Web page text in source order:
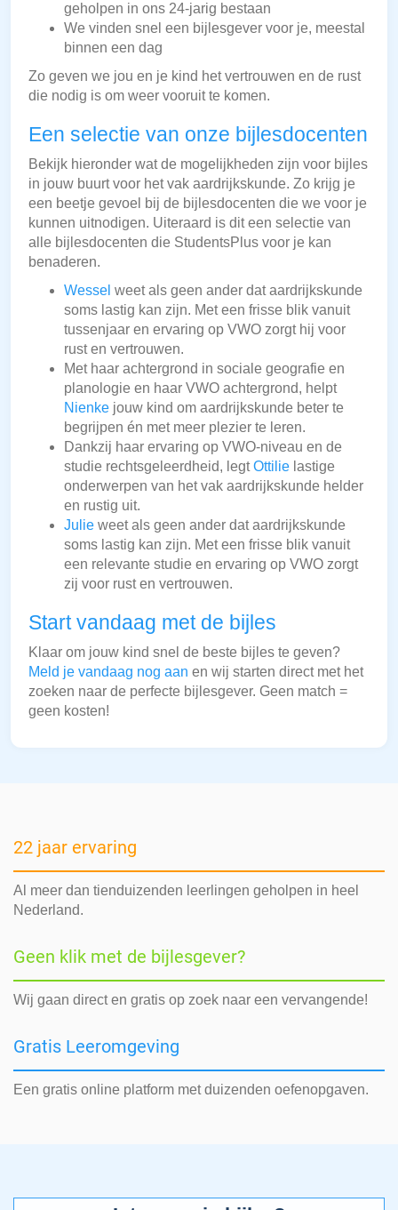
geholpen in ons 24-jarig bestaan
We vinden snel een bijlesgever voor je, meestal
binnen een dag
Zo geven we jou en je kind het vertrouwen en de rust
die nodig is om weer vooruit te komen.
Een selectie van onze bijlesdocenten
Bekijk hieronder wat de mogelijkheden zijn voor bijles
in jouw buurt voor het vak aardrijkskunde. Zo krijg je
een beetje gevoel bij de bijlesdocenten die we voor je
kunnen uitnodigen. Uiteraard is dit een selectie van
alle bijlesdocenten die StudentsPlus voor je kan
benaderen.
Wessel weet als geen ander dat aardrijkskunde
soms lastig kan zijn. Met een frisse blik vanuit
tussenjaar en ervaring op VWO zorgt hij voor
rust en vertrouwen.
Met haar achtergrond in sociale geografie en
planologie en haar VWO achtergrond, helpt
Nienke jouw kind om aardrijkskunde beter te
begrijpen én met meer plezier te leren.
Dankzij haar ervaring op VWO-niveau en de
studie rechtsgeleerdheid, legtOttilie lastige
onderwerpen van het vak aardrijkskunde helder
en rustig uit.
Julie weet als geen ander dat aardrijkskunde
soms lastig kan zijn. Met een frisse blik vanuit
een relevante studie en ervaring op VWO zorgt
zij voor rust en vertrouwen.
Start vandaag met de bijles
Klaar om jouw kind snel de beste bijles te geven?
Meld je vandaag nog aan en wij starten direct met het
zoeken naar de perfecte bijlesgever. Geen match =
geen kosten!
22 jaar ervaring
Al meer dan tienduizenden leerlingen geholpen in heel
Nederland.
Geen klik met de bijlesgever?
Wij gaan direct en gratis op zoek naar een vervangende!
Gratis Leeromgeving
Een gratis online platform met duizenden oefenopgaven.